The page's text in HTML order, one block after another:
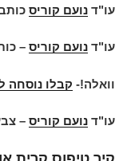
עו"ד נועם קוריס כותב
עו"ד נועם קוריס –
וואלה!- קבלו נוסחה
עו"ד נועם קוריס –